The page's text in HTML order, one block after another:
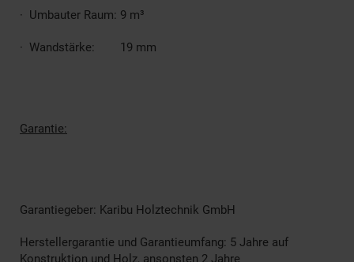
· Umbauter Raum: 9 m³
· Wandstärke: 19 mm
Garantie:
Garantiegeber: Karibu Holztechnik GmbH
Herstellergarantie und Garantieumfang: 5 Jahre auf
Konstruktion und Holz, ansonsten 2 Jahre